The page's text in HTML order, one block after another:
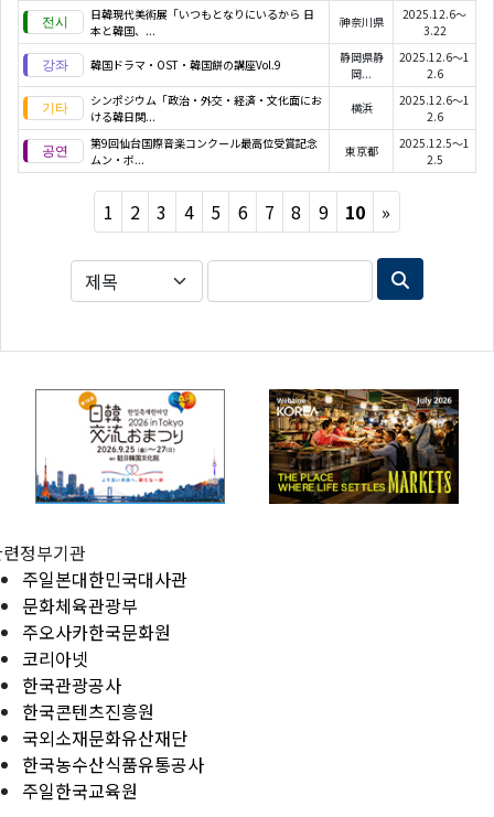
日韓現代美術展「いつもとなりにいるから 日
本と韓国、...
神奈川県
2025.12.6～
3.22
韓国ドラマ・OST・韓国餅の講座Vol.9
静岡県静
岡...
2025.12.6～1
2.6
シンポジウム「政治・外交・経済・文化面にお
ける韓日関...
横浜
2025.12.6～1
2.6
第9回仙台国際音楽コンクール最高位受賞記念
ムン・ボ...
東京都
2025.12.5～1
2.5
1 2 3 4 5 6 7 8 9 10 »
정부기관
주일본대한민국대사관
문화체육관광부
주오사카한국문화원
코리아넷
한국관광공사
한국콘텐츠진흥원
국외소재문화유산재단
한국농수산식품유통공사
주일한국교육원